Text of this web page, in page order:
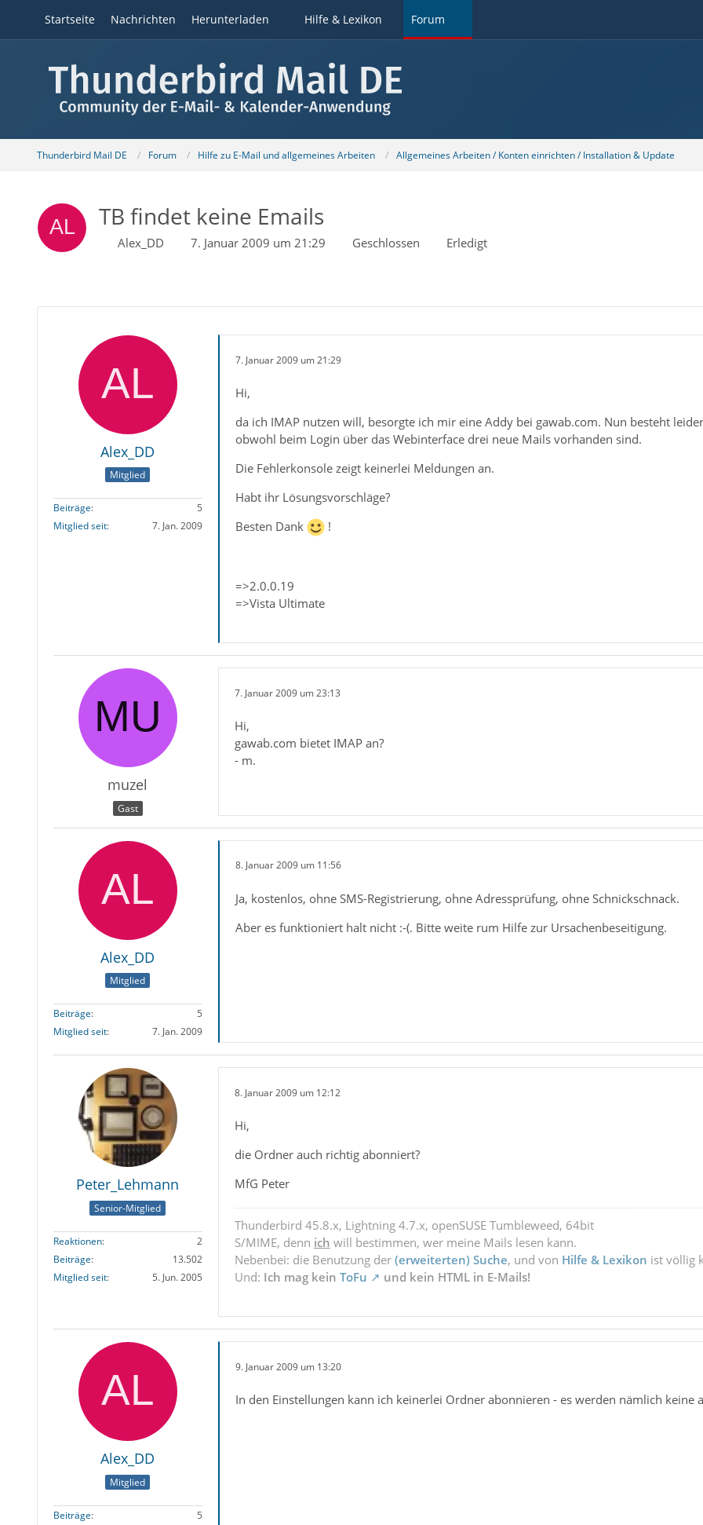
Startseite Nachrichten Herunterladen Hilfe & Lexikon Forum
Thunderbird Mail DE Forum Hilfe zu E-Mail und allgemeines Arbeiten Allgemeines Arbeiten / Konten einrichten / Installation & Update
TB findet keine Emails
Alex_DD 7. Januar 2009 um 21:29 Geschlossen Erledigt
Alex_DD
Mitglied
Beiträge
5
Mitglied seit
7. Jan. 2009
7. Januar 2009 um 21:29
Hi,
da ich IMAP nutzen will, besorgte ich mir eine Addy bei gawab.com. Nun besteht
obwohl beim Login über das Webinterface drei neue Mails vorhanden sind.
Die Fehlerkonsole zeigt keinerlei Meldungen an.
Habt ihr Lösungsvorschläge?
Besten Dank
!
=>2.0.0.19
=>Vista Ultimate
muzel
Gast
7. Januar 2009 um 23:13
Hi,
gawab.com bietet IMAP an?
- m.
Alex_DD
Mitglied
Beiträge
5
Mitglied seit
7. Jan. 2009
8. Januar 2009 um 11:56
Ja, kostenlos, ohne SMS-Registrierung, ohne Adressprüfung, ohne Schnickschnack.
Aber es funktioniert halt nicht :-(. Bitte weite rum Hilfe zur Ursachenbeseitigung.
Peter_Lehmann
Senior-Mitglied
Reaktionen
2
Beiträge
13.502
Mitglied seit
5. Jun. 2005
8. Januar 2009 um 12:12
Hi,
die Ordner auch richtig abonniert?
MfG Peter
Thunderbird 45.8.x, Lightning 4.7.x, openSUSE Tumbleweed, 64bit
S/MIME, denn ich will bestimmen, wer meine Mails lesen kann.
Nebenbei: die Benutzung der (erweiterten) Suche, und von Hilfe & Lexikon ist völlig
Und: Ich mag kein ToFu und kein HTML in E-Mails!
Alex_DD
Mitglied
Beiträge
5
9. Januar 2009 um 13:20
In den Einstellungen kann ich keinerlei Ordner abonnieren - es werden nämlich keine